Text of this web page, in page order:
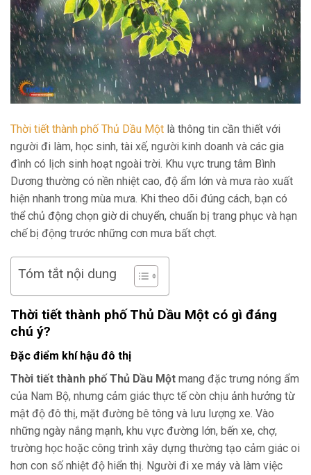
Thời tiết thành phố Thủ Dầu Một là thông tin cần thiết với
người đi làm, học sinh, tài xế, người kinh doanh và các gia
đình có lịch sinh hoạt ngoài trời. Khu vực trung tâm Bình
Dương thường có nền nhiệt cao, độ ẩm lớn và mưa rào xuất
hiện nhanh trong mùa mưa. Khi theo dõi đúng cách, bạn có
thể chủ động chọn giờ di chuyển, chuẩn bị trang phục và hạn
chế bị động trước những cơn mưa bất chợt.
Tóm tắt nội dung
Thời tiết thành phố Thủ Dầu Một có gì đáng
chú ý?
Đặc điểm khí hậu đô thị
Thời tiết thành phố Thủ Dầu Một mang đặc trưng nóng ẩm
của Nam Bộ, nhưng cảm giác thực tế còn chịu ảnh hưởng từ
mật độ đô thị, mặt đường bê tông và lưu lượng xe. Vào
những ngày nắng mạnh, khu vực đường lớn, bến xe, chợ,
trường học hoặc công trình xây dựng thường tạo cảm giác oi
hơn con số nhiệt độ hiển thị. Người đi xe máy và làm việc